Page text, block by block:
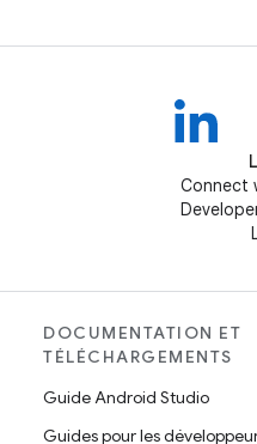
Connect
DOCUMENTATION ET
TÉLÉCHARGEMENTS
Guide Android Studio
Guides pour les